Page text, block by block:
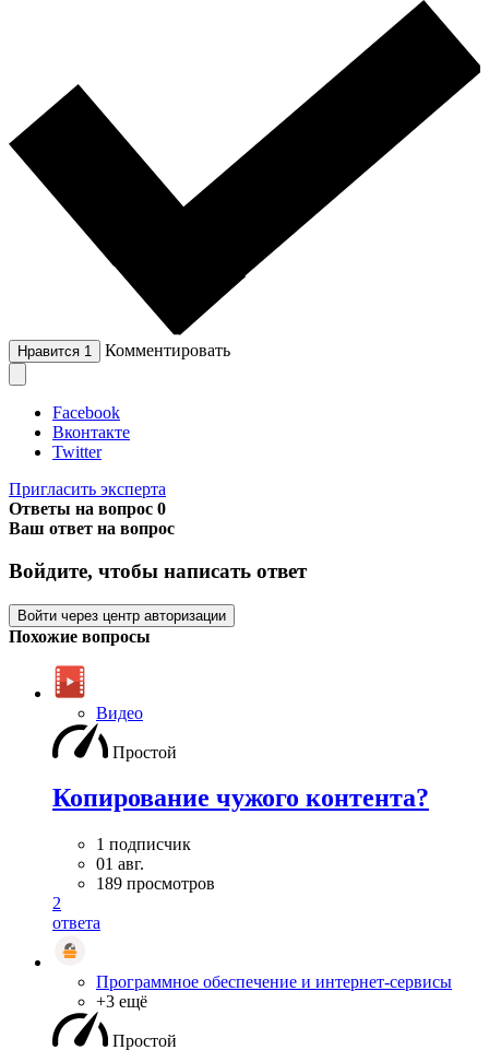
Нравится 1 Комментировать
Facebook
Вконтакте
Twitter
Пригласить эксперта
Ответы на вопрос 0
Ваш ответ на вопрос
Войдите, чтобы написать ответ
Войти через центр авторизации
Похожие вопросы
Видео
Простой
Копирование чужого контента?
1 подписчик
01 авг.
189 просмотров
2
ответа
Программное обеспечение и интернет-сервисы
+3 ещё
Простой